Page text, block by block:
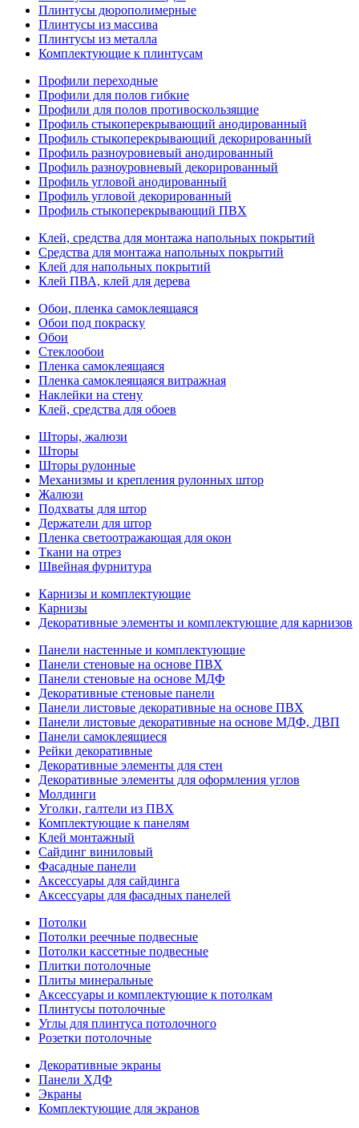
Плинтусы дюрополимерные
Плинтусы из массива
Плинтусы из металла
Комплектующие к плинтусам
Профили переходные
Профили для полов гибкие
Профили для полов противоскользящие
Профиль стыкоперекрывающий анодированный
Профиль стыкоперекрывающий декорированный
Профиль разноуровневый анодированный
Профиль разноуровневый декорированный
Профиль угловой анодированный
Профиль угловой декорированный
Профиль стыкоперекрывающий ПВХ
Клей, средства для монтажа напольных покрытий
Средства для монтажа напольных покрытий
Клей для напольных покрытий
Клей ПВА, клей для дерева
Обои, пленка самоклеящаяся
Обои под покраску
Обои
Стеклообои
Пленка самоклеящаяся
Пленка самоклеящаяся витражная
Наклейки на стену
Клей, средства для обоев
Шторы, жалюзи
Шторы
Шторы рулонные
Механизмы и крепления рулонных штор
Жалюзи
Подхваты для штор
Держатели для штор
Пленка светоотражающая для окон
Ткани на отрез
Швейная фурнитура
Карнизы и комплектующие
Карнизы
Декоративные элементы и комплектующие для карнизов
Панели настенные и комплектующие
Панели стеновые на основе ПВХ
Панели стеновые на основе МДФ
Декоративные стеновые панели
Панели листовые декоративные на основе ПВХ
Панели листовые декоративные на основе МДФ, ДВП
Панели самоклеящиеся
Рейки декоративные
Декоративные элементы для стен
Декоративные элементы для оформления углов
Молдинги
Уголки, галтели из ПВХ
Комплектующие к панелям
Клей монтажный
Сайдинг виниловый
Фасадные панели
Аксессуары для сайдинга
Аксессуары для фасадных панелей
Потолки
Потолки реечные подвесные
Потолки кассетные подвесные
Плитки потолочные
Плиты минеральные
Аксессуары и комплектующие к потолкам
Плинтусы потолочные
Углы для плинтуса потолочного
Розетки потолочные
Декоративные экраны
Панели ХДФ
Экраны
Комплектующие для экранов